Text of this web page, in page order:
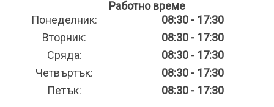
Работно време
Понеделник:
08:30 - 17:30
Вторник:
08:30 - 17:30
Сряда:
08:30 - 17:30
Четвъртък:
08:30 - 17:30
Петък:
08:30 - 17:30